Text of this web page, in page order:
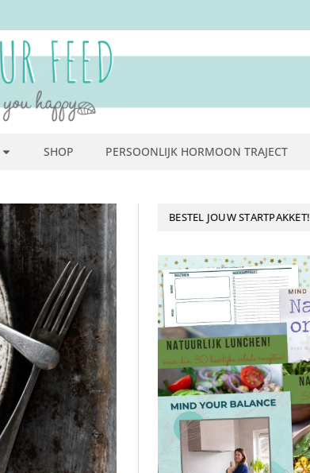
SHOP PERSOONLIJK HORMOON TRAJECT
BESTEL JOUW STARTPAKKET!